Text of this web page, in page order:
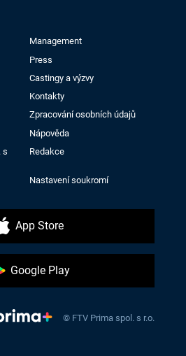
Management
Press
Castingy a výzvy
Kontakty
Zpracování osobních údajů
Nápověda
s
Redakce
Nastavení soukromí
App Store
Google Play
© FTV Prima spol. s r.o.